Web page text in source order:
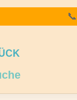
📞